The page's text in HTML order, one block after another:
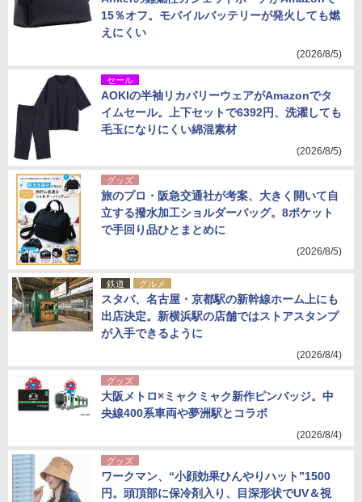
15％オフ。モバイルバッテリーが発火しても燃
えにくい
(2026/8/5)
セール
AOKIの半袖リカバリーウェアがAmazonでタ
イムセール。上下セットで6392円、洗濯しても
毛玉になりにくい綿混素材
(2026/8/5)
グッズ
旅のプロ・阪急交通社が考案、大きく開いて自
立する撥水加工ショルダーバッグ。8ポケット
で手回り品ひとまとめに
(2026/8/5)
鉄道 グルメ
スタバ、名古屋・京都駅の新幹線ホーム上にも
出店決定。新横浜駅の店舗ではストアスタンプ
が入手できるように
(2026/8/4)
グッズ
大阪メトロ×ミャクミャク新作ピンバッジ。中
央線400系車両や夢洲駅とコラボ
(2026/8/4)
グッズ
ワークマン、“小顔効果ひんやりハット”1500
円。頭頂部に保冷剤入り、目深形状でUV＆視